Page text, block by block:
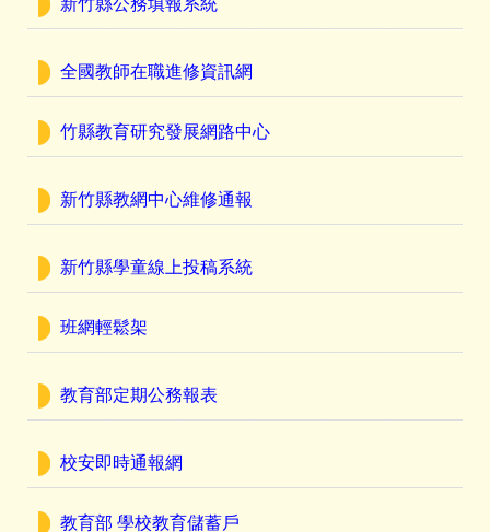
新竹縣公務填報系統
全國教師在職進修資訊網
竹縣教育研究發展網路中心
新竹縣教網中心維修通報
新竹縣學童線上投稿系統
班網輕鬆架
教育部定期公務報表
校安即時通報網
教育部 學校教育儲蓄戶